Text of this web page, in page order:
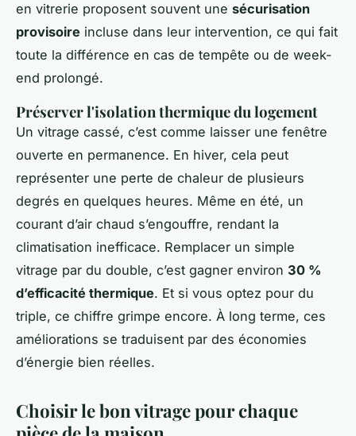
en vitrerie proposent souvent une sécurisation
provisoire incluse dans leur intervention, ce qui fait
toute la différence en cas de tempête ou de week-
end prolongé.
Préserver l'isolation thermique du logement
Un vitrage cassé, c’est comme laisser une fenêtre
ouverte en permanence. En hiver, cela peut
représenter une perte de chaleur de plusieurs
degrés en quelques heures. Même en été, un
courant d’air chaud s’engouffre, rendant la
climatisation inefficace. Remplacer un simple
vitrage par du double, c’est gagner environ 30 %
d’efficacité thermique. Et si vous optez pour du
triple, ce chiffre grimpe encore. À long terme, ces
améliorations se traduisent par des économies
d’énergie bien réelles.
Choisir le bon vitrage pour chaque